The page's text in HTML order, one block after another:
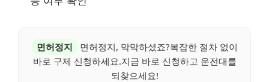
면허정지
면허정지, 막막하셨죠?복잡한 절차 없이
바로 구제 신청하세요.지금 바로 신청하고 운전대를
되찾으세요!